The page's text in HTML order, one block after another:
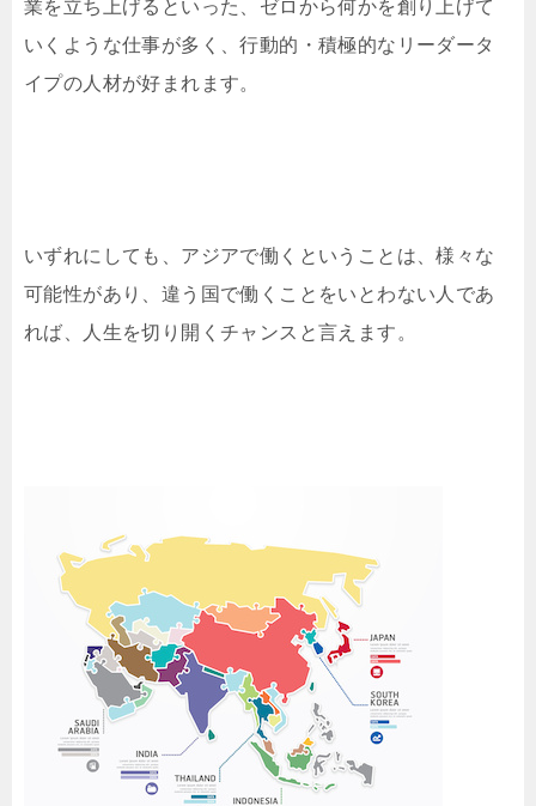
業を立ち上げるといった、ゼロから何かを創り上げて
いくような仕事が多く、行動的・積極的なリーダータ
イプの人材が好まれます。
いずれにしても、アジアで働くということは、様々な
可能性があり、違う国で働くことをいとわない人であ
れば、人生を切り開くチャンスと言えます。